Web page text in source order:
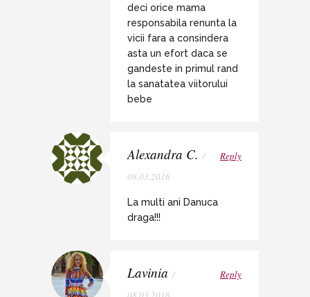
deci orice mama
responsabila renunta la
vicii fara a consindera
asta un efort daca se
gandeste in primul rand
la sanatatea viitorului
bebe
Alexandra C. /
08.03.2016
Reply
La multi ani Danuca
draga!!!
Lavinia /
Reply